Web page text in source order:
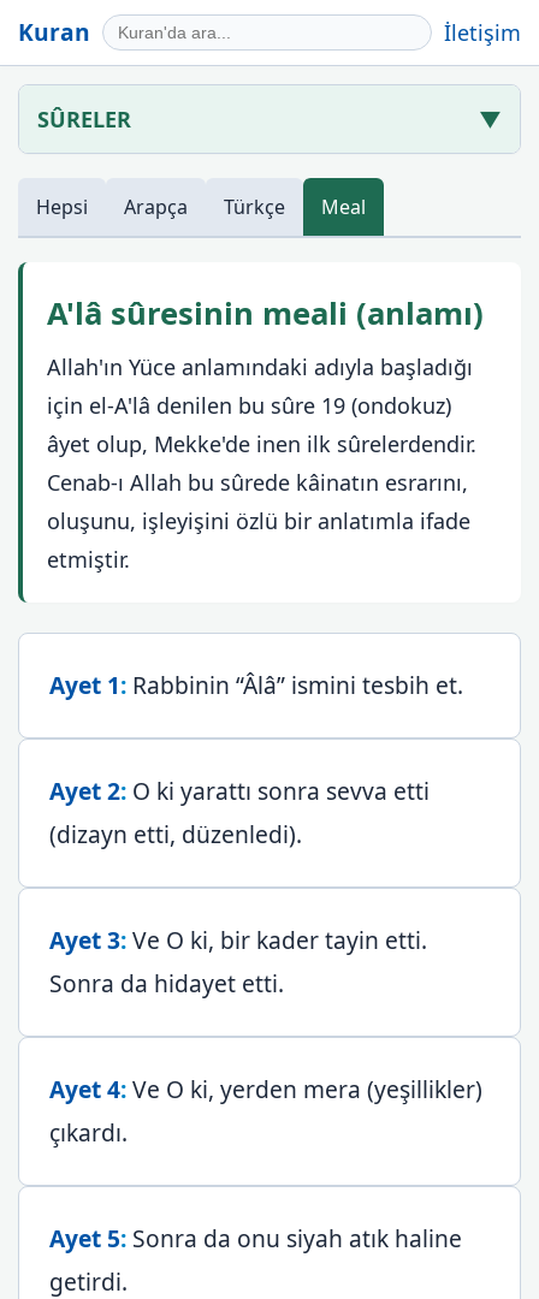
Kuran İletişim
SÛRELER ▼
Hepsi Arapça Türkçe Meal
A'lâ sûresinin meali (anlamı)
Allah'ın Yüce anlamındaki adıyla başladığı
için el-A'lâ denilen bu sûre 19 (ondokuz)
âyet olup, Mekke'de inen ilk sûrelerdendir.
Cenab-ı Allah bu sûrede kâinatın esrarını,
oluşunu, işleyişini özlü bir anlatımla ifade
etmiştir.
Ayet 1: Rabbinin “Âlâ” ismini tesbih et.
Ayet 2: O ki yarattı sonra sevva etti
(dizayn etti, düzenledi).
Ayet 3:Ve O ki, bir kader tayin etti.
Sonra da hidayet etti.
Ayet 4:Ve O ki, yerden mera (yeşillikler)
çıkardı.
Ayet 5: Sonra da onu siyah atık haline
getirdi.